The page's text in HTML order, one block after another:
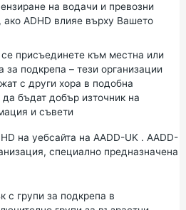
на водачи и превозни
ако ADHD влияе върху Вашето
присъединете към местна или
за подкрепа – тези организации
с други хора в подобна
да бъдат добър източник на
и съвети
на уебсайта на AADD-UK. AADD-
специално предназначена
с групи за подкрепа в